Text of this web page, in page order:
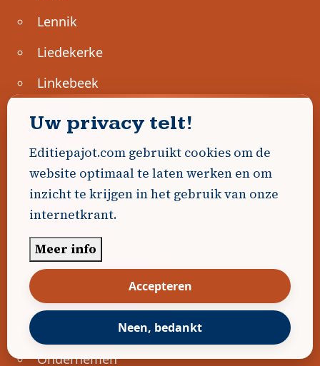
Lennik
Liedekerke
Linkebeek
Ninove
Pajottegem
Pepingen
Roosdaal
Sint-Genesius-Rode
Sint-Pieters-Leeuw
Ondernemen
Uw privacy telt!
Editiepajot.com gebruikt cookies om de
website optimaal te laten werken en om
inzicht te krijgen in het gebruik van onze
internetkrant.
Meer info
Accepteren
Neen, bedankt